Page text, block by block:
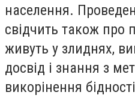
населення.
свідчить також
живуть у злиднях,
досвід і знання з
викорінення